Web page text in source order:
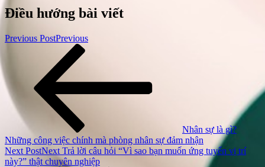
Điều hướng bài viết
Previous PostPrevious
Nhân sự là gì?
Những công việc chính mà phòng nhân sự đảm nhận
Next PostNext Trả lời câu hỏi “Vì sao bạn muốn ứng tuyển vị trí
này?” thật chuyên nghiệp